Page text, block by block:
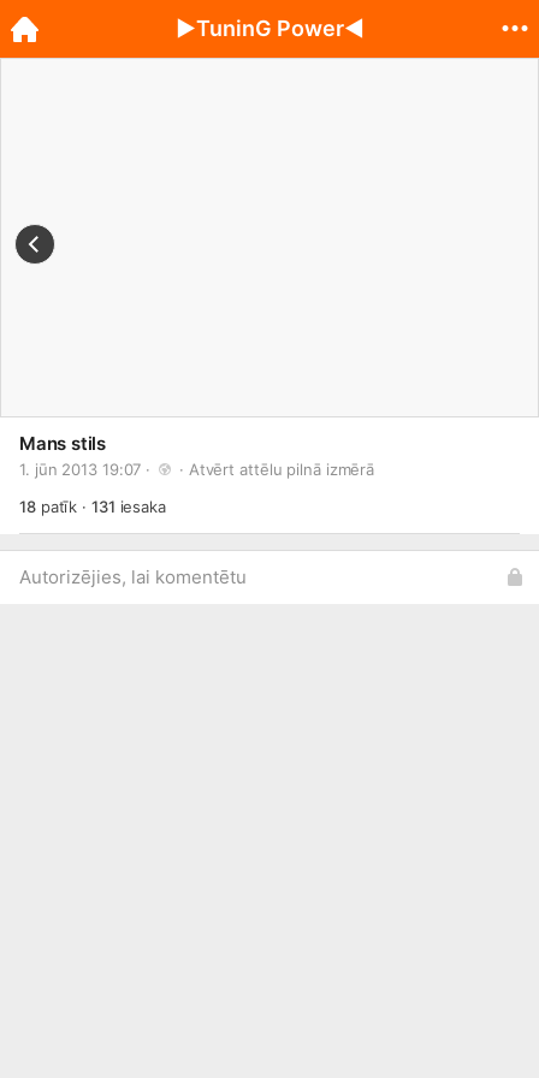
Mans stils
1. jūn 2013 19:07 · · Atvērt attēlu pilnā izmērā
18patīk · 131 iesaka
Autorizējies, lai komentētu
►TuninG Power◄